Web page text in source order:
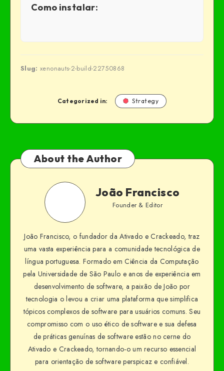
Como instalar:
Slug: xenonauts-2-build-22750868
Categorized in: Strategy
About the Author
João Francisco
Founder & Editor
João Francisco, o fundador da Ativado e Crackeado, traz
uma vasta experiência para a comunidade tecnológica de
língua portuguesa. Formado em Ciência da Computação
pela Universidade de São Paulo e anos de experiência em
desenvolvimento de software, a paixão de João por
tecnologia o levou a criar uma plataforma que simplifica
tópicos complexos de software para usuários comuns. Seu
compromisso com o uso ético de software e sua defesa
de práticas genuínas de software estão no cerne do
Ativado e Crackeado, tornando-o um recurso essencial
para orientação de software perspicaz e confiável.